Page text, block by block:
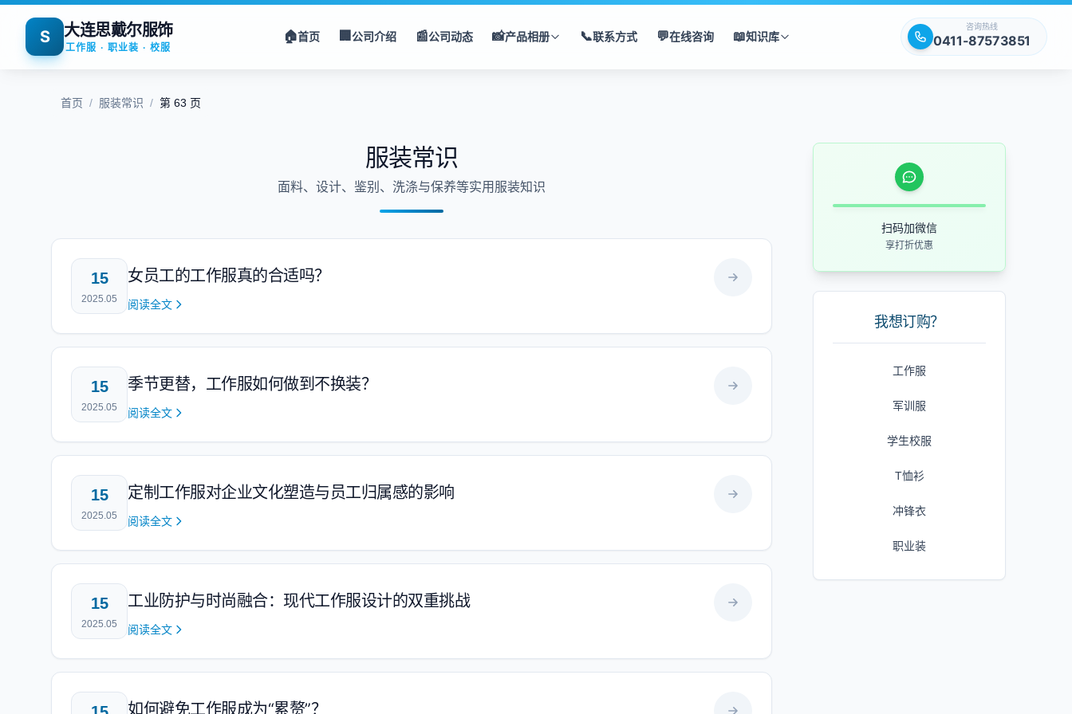
S 大连思戴尔服饰
工作服 · 职业装 · 校服
🏠首页 🏢公司介绍 📰公司动态 📸产品相册 📞联系方式 💬在线咨询 📖知识库
咨询热线
0411-87573851
首页 / 服装常识 / 第 63 页
服装常识
面料、设计、鉴别、洗涤与保养等实用服装知识
15
2025.05
女员工的工作服真的合适吗？
阅读全文
15
2025.05
季节更替，工作服如何做到不换装？
阅读全文
15
2025.05
定制工作服对企业文化塑造与员工归属感的影响
阅读全文
15
2025.05
工业防护与时尚融合：现代工作服设计的双重挑战
阅读全文
如何避免工作服成为“累赘”？
扫码加微信
享打折优惠
我想订购？
工作服
军训服
学生校服
T恤衫
冲锋衣
职业装